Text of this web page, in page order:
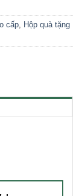
cấp, Hộp quà tặng